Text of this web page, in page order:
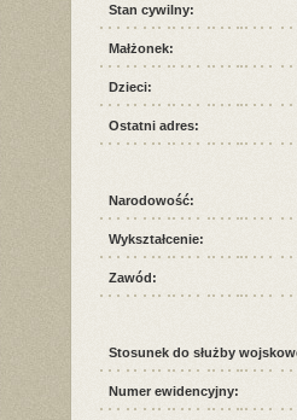
Stan cywilny:
Małżonek:
Dzieci:
Ostatni adres:
Narodowość:
Wykształcenie:
Zawód:
Stosunek do służby
Numer ewidencyjny: